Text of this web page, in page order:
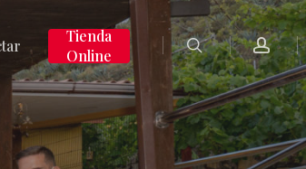
Tienda
Online
search